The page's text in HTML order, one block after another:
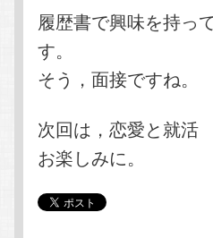
履歴書で興味を持っ
す。
そう，面接ですね。
次回は，恋愛と就
お楽しみに。